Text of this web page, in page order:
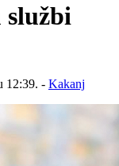
12:39. - Kakanj